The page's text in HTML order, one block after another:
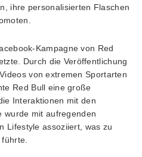
ihre personalisierten Flaschen
Kampagne von Red
Durch die Veröffentlichung
von extremen Sportarten
Red Bull eine große
Interaktionen mit den
wurde mit aufregenden
Lifestyle assoziiert, was zu